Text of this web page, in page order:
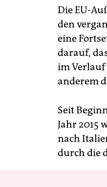
Die EU-
den
eine
darauf,
im Verlauf
anderem
Seit
Jahr 2015
nach
durch die